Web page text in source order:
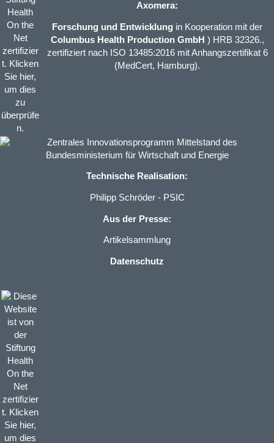
Axomera:
Forschung und Entwicklung in Kooperation mit der
Columbus Health Production GmbH ) HRB 32326.,
zertifiziert nach ISO 13485:2016 mit Anhangszertifikat 6
(MedCert, Hamburg).
Technische Realisation:
Philipp Schröder - PSIC
Aus der Presse:
Artikelsammlung
Datenschutz